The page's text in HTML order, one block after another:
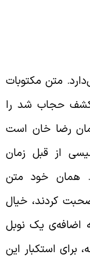
متن مکتوبات
حجاب شد را
رضا خان است
از قبل زمان
خود متن
کردند، خیال
یک نوبل
استکبار این